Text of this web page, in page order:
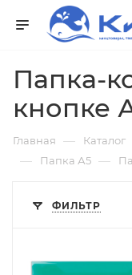
Папка-
кнопке
Главная — Каталог
— Папка А5 —
ФИЛЬТР